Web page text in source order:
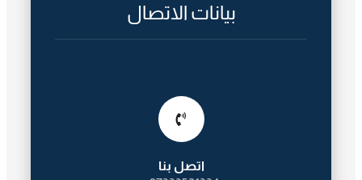
بيانات الاتصال
اتصل بنا